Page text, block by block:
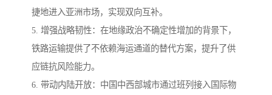
捷地进入亚洲市场，实现双向互补。
5. 增强战略韧性：在地缘政治不确定性增加的背景下，
铁路运输提供了不依赖海运通道的替代方案，提升了供
应链抗风险能力。
6. 带动内陆开放：中国中西部城市通过班列接入国际物